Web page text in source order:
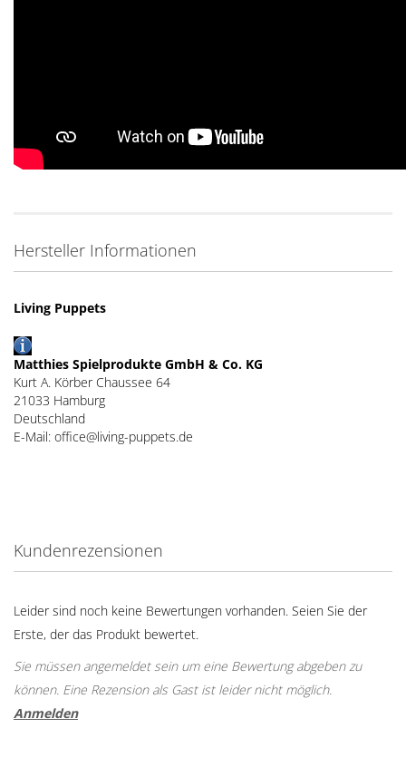
Hersteller Informationen
Living Puppets
Matthies Spielprodukte GmbH & Co. KG
Kurt A. Körber Chaussee 64
21033 Hamburg
Deutschland
E-Mail: office@living-puppets.de
Kundenrezensionen
Leider sind noch keine Bewertungen vorhanden. Seien Sie der
Erste, der das Produkt bewertet.
Sie müssen angemeldet sein um eine Bewertung abgeben zu
können. Eine Rezension als Gast ist leider nicht möglich.
Anmelden